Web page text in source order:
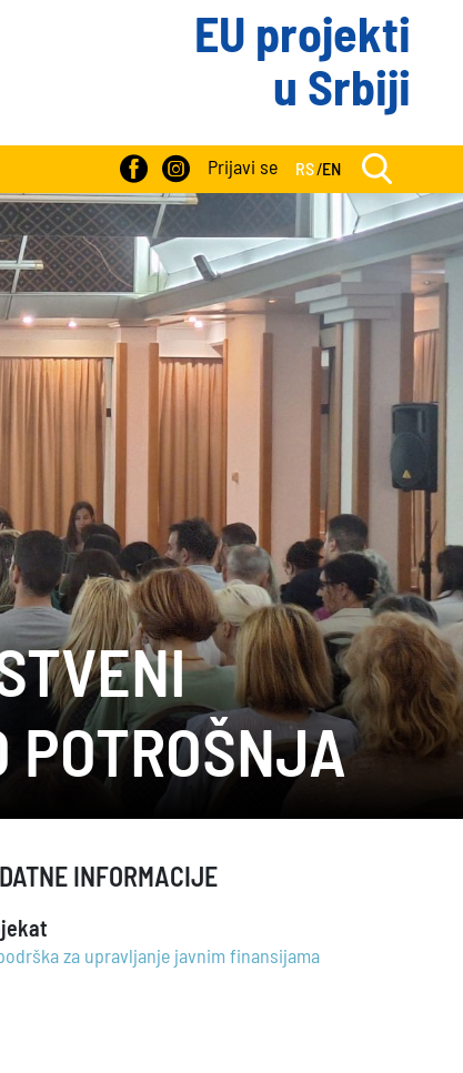
EU projekti
u Srbiji
Prijavi se RS/EN
POTROŠNJA
INFORMACIJE
za upravljanje javnim finansijama